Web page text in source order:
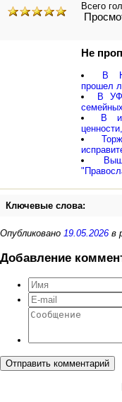
Всего
Не
В
прошел
В
В
Ключевые слова:
Опубликовано 19.05.2026 в
Добавление
Отправить комментарий